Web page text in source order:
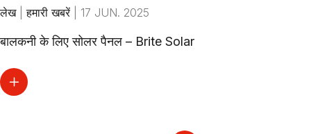
लेख |हमारी खबरें 17 JUN. 2025
बालकनी के लिए सोलर पैनल – Brite Solar